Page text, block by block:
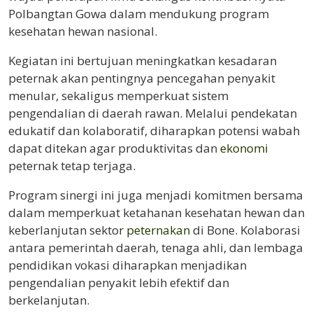
Polbangtan Gowa dalam mendukung program
kesehatan hewan nasional.
Kegiatan ini bertujuan meningkatkan kesadaran
peternak akan pentingnya pencegahan penyakit
menular, sekaligus memperkuat sistem
pengendalian di daerah rawan. Melalui pendekatan
edukatif dan kolaboratif, diharapkan potensi wabah
dapat ditekan agar produktivitas dan ekonomi
peternak tetap terjaga.
Program sinergi ini juga menjadi komitmen bersama
dalam memperkuat ketahanan kesehatan hewan dan
keberlanjutan sektor peternakandi Bone. Kolaborasi
antara pemerintah daerah, tenaga ahli, dan lembaga
pendidikan vokasi diharapkan menjadikan
pengendalian penyakit lebih efektif dan
berkelanjutan.